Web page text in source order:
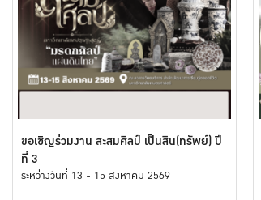
ขอเชิญร่วมงาน สะสมศิลป์ เป็นสิน(ทรัพย์) ปี
ที่ 3
ระหว่างวันที่ 13 - 15 สิงหาคม 2569